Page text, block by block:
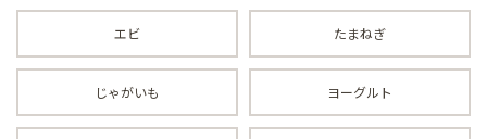
エビ たまねぎ
じゃがいも ヨーグルト